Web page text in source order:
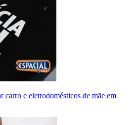
carro e eletrodomésticos de mãe em